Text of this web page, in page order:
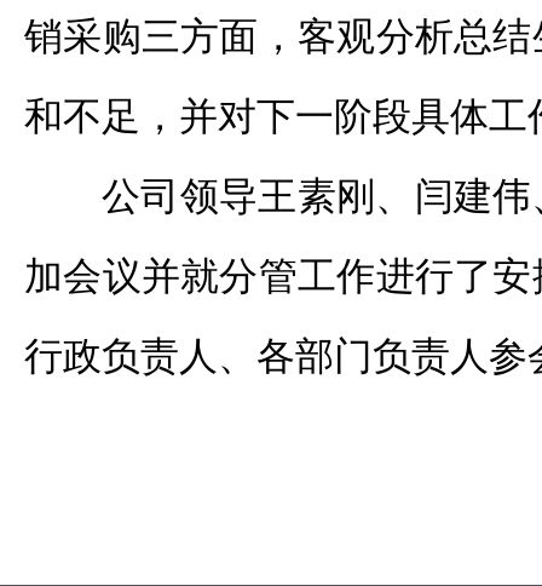
销采购三方面，客观分析总
和不足，并对下一阶段具体
公司领导王素刚、闫建
加会议并就分管工作进行了
行政负责人、各部门负责人参